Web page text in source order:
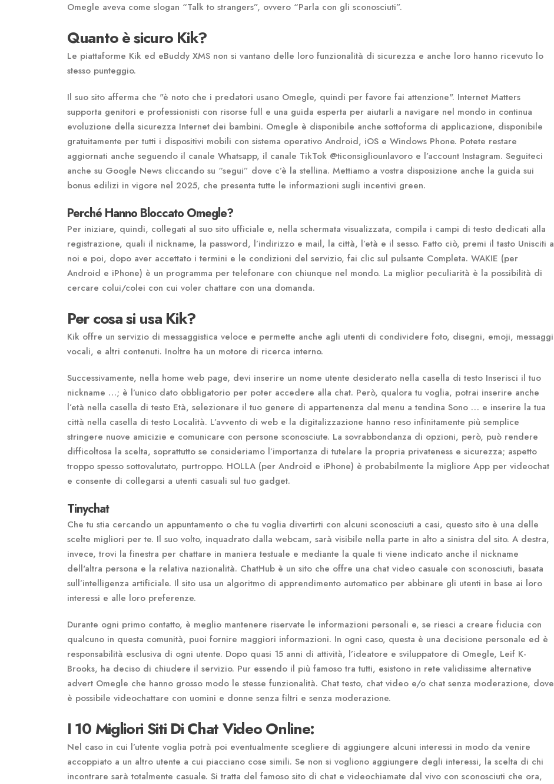
Omegle aveva come slogan “Talk to strangers”, ovvero “Parla con gli sconosciuti”.
Quanto è sicuro Kik?
Le piattaforme Kik ed eBuddy XMS non si vantano delle loro funzionalità di sicurezza e anche loro hanno ricevuto lo
stesso punteggio.
Il suo sito afferma che "è noto che i predatori usano Omegle, quindi per favore fai attenzione". Internet Matters
supporta genitori e professionisti con risorse full e una guida esperta per aiutarli a navigare nel mondo in continua
evoluzione della sicurezza Internet dei bambini. Omegle è disponibile anche sottoforma di applicazione, disponibile
gratuitamente per tutti i dispositivi mobili con sistema operativo Android, iOS e Windows Phone. Potete restare
aggiornati anche seguendo il canale Whatsapp, il canale TikTok @ticonsigliounlavoro e l’account Instagram. Seguiteci
anche su Google News cliccando su “segui” dove c’è la stellina. Mettiamo a vostra disposizione anche la guida sui
bonus edilizi in vigore nel 2025, che presenta tutte le informazioni sugli incentivi green.
Perché Hanno Bloccato Omegle?
Per iniziare, quindi, collegati al suo sito ufficiale e, nella schermata visualizzata, compila i campi di testo dedicati alla
registrazione, quali il nickname, la password, l’indirizzo e mail, la città, l’età e il sesso. Fatto ciò, premi il tasto Unisciti a
noi e poi, dopo aver accettato i termini e le condizioni del servizio, fai clic sul pulsante Completa. WAKIE (per
Android e iPhone) è un programma per telefonare con chiunque nel mondo. La miglior peculiarità è la possibilità di
cercare colui/colei con cui voler chattare con una domanda.
Per cosa si usa Kik?
Kik offre un servizio di messaggistica veloce e permette anche agli utenti di condividere foto, disegni, emoji, messaggi
vocali, e altri contenuti. Inoltre ha un motore di ricerca interno.
Successivamente, nella home web page, devi inserire un nome utente desiderato nella casella di testo Inserisci il tuo
nickname …; è l’unico dato obbligatorio per poter accedere alla chat. Però, qualora tu voglia, potrai inserire anche
l’età nella casella di testo Età, selezionare il tuo genere di appartenenza dal menu a tendina Sono … e inserire la tua
città nella casella di testo Località. L’avvento di web e la digitalizzazione hanno reso infinitamente più semplice
stringere nuove amicizie e comunicare con persone sconosciute. La sovrabbondanza di opzioni, però, può rendere
difficoltosa la scelta, soprattutto se consideriamo l’importanza di tutelare la propria privateness e sicurezza; aspetto
troppo spesso sottovalutato, purtroppo. HOLLA (per Android e iPhone) è probabilmente la migliore App per videochat
e consente di collegarsi a utenti casuali sul tuo gadget.
Tinychat
Che tu stia cercando un appuntamento o che tu voglia divertirti con alcuni sconosciuti a casi, questo sito è una delle
scelte migliori per te. Il suo volto, inquadrato dalla webcam, sarà visibile nella parte in alto a sinistra del sito. A destra,
invece, trovi la finestra per chattare in maniera testuale e mediante la quale ti viene indicato anche il nickname
dell'altra persona e la relativa nazionalità. ChatHub è un sito che offre una chat video casuale con sconosciuti, basata
sull’intelligenza artificiale. Il sito usa un algoritmo di apprendimento automatico per abbinare gli utenti in base ai loro
interessi e alle loro preferenze.
Durante ogni primo contatto, è meglio mantenere riservate le informazioni personali e, se riesci a creare fiducia con
qualcuno in questa comunità, puoi fornire maggiori informazioni. In ogni caso, questa è una decisione personale ed è
responsabilità esclusiva di ogni utente. Dopo quasi 15 anni di attività, l’ideatore e sviluppatore di Omegle, Leif K-
Brooks, ha deciso di chiudere il servizio. Pur essendo il più famoso tra tutti, esistono in rete validissime alternative
advert Omegle che hanno grosso modo le stesse funzionalità. Chat testo, chat video e/o chat senza moderazione, dove
è possibile videochattare con uomini e donne senza filtri e senza moderazione.
I 10 Migliori Siti Di Chat Video Online:
Nel caso in cui l’utente voglia potrà poi eventualmente scegliere di aggiungere alcuni interessi in modo da venire
accoppiato a un altro utente a cui piacciano cose simili. Se non si vogliono aggiungere degli interessi, la scelta di chi
incontrare sarà totalmente casuale. Si tratta del famoso sito di chat e videochiamate dal vivo con sconosciuti che ora,